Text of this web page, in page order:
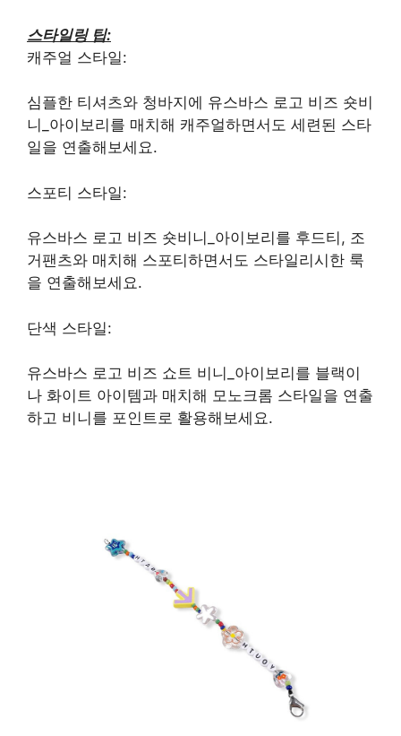
스타일링 팁:
캐주얼 스타일:
심플한 티셔츠와 청바지에 유스바스 로고 비즈 숏비
니_아이보리를 매치해 캐주얼하면서도 세련된 스타
일을 연출해보세요.
스포티 스타일:
유스바스 로고 비즈 숏비니_아이보리를 후드티, 조
거팬츠와 매치해 스포티하면서도 스타일리시한 룩
을 연출해보세요.
단색 스타일:
유스바스 로고 비즈 쇼트 비니_아이보리를 블랙이
나 화이트 아이템과 매치해 모노크롬 스타일을 연출
하고 비니를 포인트로 활용해보세요.